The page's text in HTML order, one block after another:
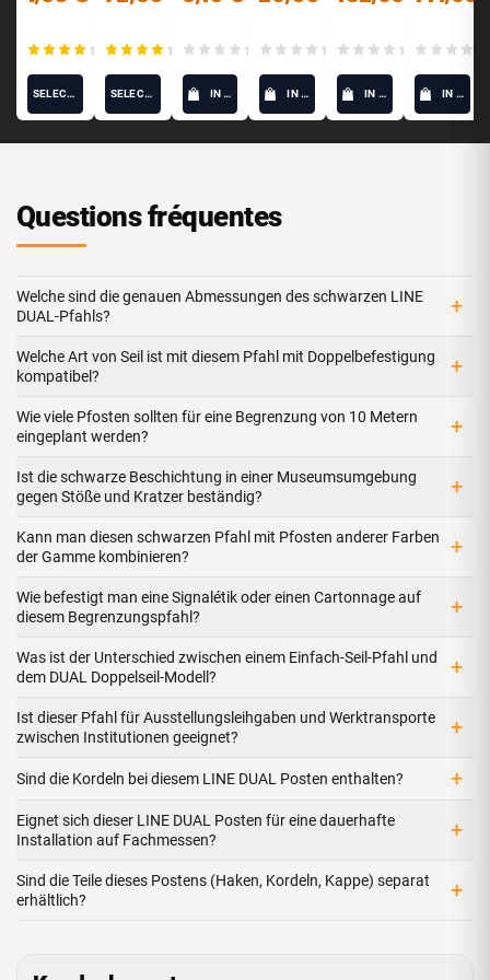
are,
tisch Ø6
mm
(15)
SELECT OPTIONS
oder
mat) -
LINE
(9)
SELECT OPTIONS
(0)
IN DEN WARENKORB
(0)
IN DEN WARENKORB
Gamme
(0)
IN DEN WARENKORB
Gamme
IN DEN WARENKORB
Questions fréquentes
Welche sind die genauen Abmessungen des schwarzen LINE
DUAL-Pfahls?
+
Welche Art von Seil ist mit diesem Pfahl mit Doppelbefestigung
kompatibel?
+
Wie viele Pfosten sollten für eine Begrenzung von 10 Metern
eingeplant werden?
+
Ist die schwarze Beschichtung in einer Museumsumgebung
gegen Stöße und Kratzer beständig?
+
Kann man diesen schwarzen Pfahl mit Pfosten anderer Farben
der Gamme kombinieren?
+
Wie befestigt man eine Signalétik oder einen Cartonnage auf
diesem Begrenzungspfahl?
+
Was ist der Unterschied zwischen einem Einfach-Seil-Pfahl und
dem DUAL Doppelseil-Modell?
+
Ist dieser Pfahl für Ausstellungsleihgaben und Werktransporte
zwischen Institutionen geeignet?
+
Sind die Kordeln bei diesem LINE DUAL Posten enthalten? +
Eignet sich dieser LINE DUAL Posten für eine dauerhafte
Installation auf Fachmessen?
+
Sind die Teile dieses Postens (Haken, Kordeln, Kappe) separat
erhältlich?
+